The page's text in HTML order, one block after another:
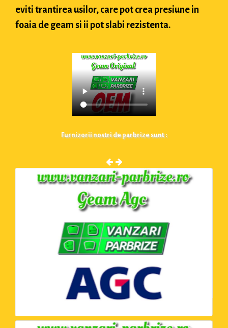
eviti trantirea usilor, care pot crea presiune in
foaia de geam si ii pot slabi rezistenta.
Furnizorii nostri de parbrize sunt :